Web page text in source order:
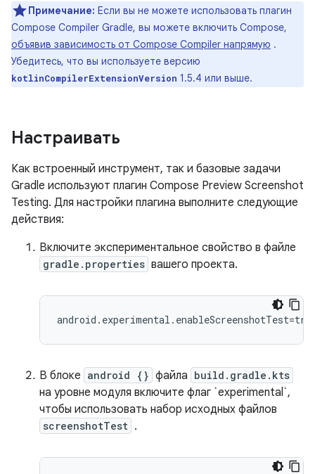
Примечание: Если вы не можете использовать плагин
Compose Compiler Gradle, вы можете включить Compose,
объявив зависимость от Compose Compiler напрямую .
Убедитесь, что вы используете версию
kotlinCompilerExtensionVersion 1.5.4 или выше.
Настраивать
Как встроенный инструмент, так и базовые задачи
Gradle используют плагин Compose Preview Screenshot
Testing. Для настройки плагина выполните следующие
действия:
Включите экспериментальное свойство в файле
gradle.properties вашего проекта.
В блоке android {} файла build.gradle.kts
на уровне модуля включите флаг `experimental`,
чтобы использовать набор исходных файлов
screenshotTest .